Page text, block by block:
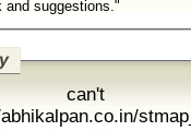
and suggestions."